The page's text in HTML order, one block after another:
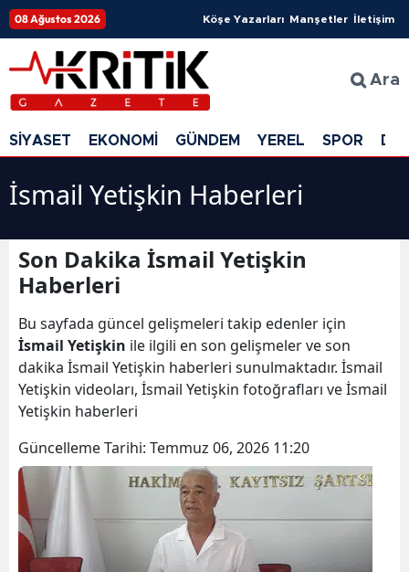
08 Ağustos 2026 Köşe Yazarları Manşetler İletişim
Ara
SİYASET EKONOMİ GÜNDEM YEREL SPOR
İsmail Yetişkin Haberleri
Son Dakika İsmail Yetişkin
Haberleri
Bu sayfada güncel gelişmeleri takip edenler için
İsmail Yetişkin ile ilgili en son gelişmeler ve son
dakika İsmail Yetişkin haberleri sunulmaktadır. İsmail
Yetişkin videoları, İsmail Yetişkin fotoğrafları ve İsmail
Yetişkin haberleri
Güncelleme Tarihi: Temmuz 06, 2026 11:20